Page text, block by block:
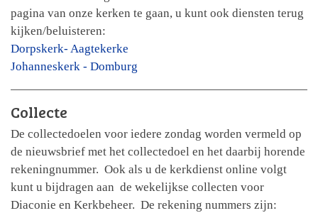
pagina van onze kerken te gaan, u kunt ook diensten terug
kijken/beluisteren:
Dorpskerk- Aagtekerke
Johanneskerk - Domburg
Collecte
De collectedoelen voor iedere zondag worden vermeld op
de nieuwsbrief met het collectedoel en het daarbij horende
rekeningnummer. Ook als u de kerkdienst online volgt
kunt u bijdragen aan de wekelijkse collecten voor
Diaconie en Kerkbeheer. De rekening nummers zijn: